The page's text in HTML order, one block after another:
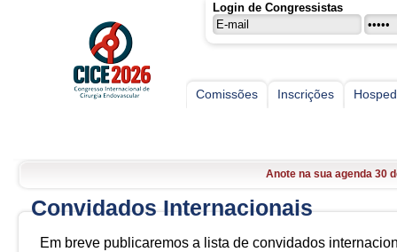
Login de Congressistas
Comissões Inscrições
Anote na sua agenda 30
Inscrições abertas. Faça
Convidados Internacionais
Em breve publicaremos a lista de convidados